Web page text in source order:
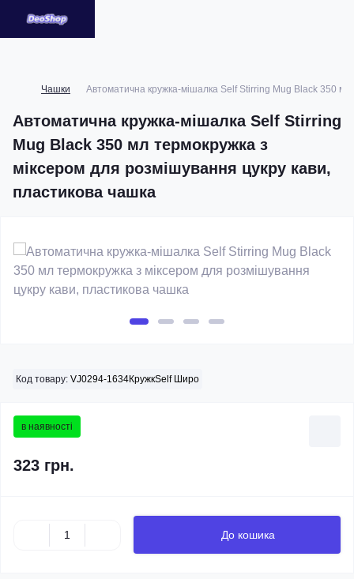
Чашки Автоматична кружка-мішалка Self Stirring Mug Black 350
Автоматична кружка-мішалка Self Stirring
Mug Black 350 мл термокружка з
міксером для розмішування цукру кави,
пластикова чашка
Код товару: VJ0294-1634КружкSelf Широ
в наявності
323 грн.
До кошика